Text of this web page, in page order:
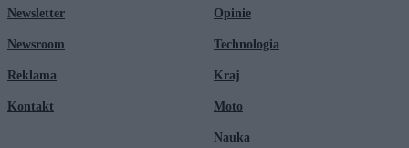
Newsletter
Newsroom
Reklama
Kontakt
Opinie
Technologia
Kraj
Moto
Nauka